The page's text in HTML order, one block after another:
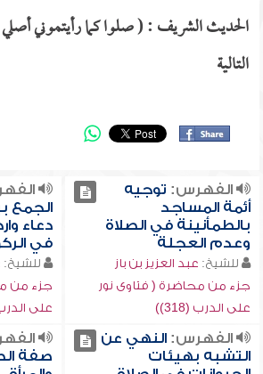
الحديث الشريف : ( صلوا كما رأيتموني
التالية
الفهرس: توجيه
أئمة المساجد
بالطمأنينة في الصلاة
وعدم العجلة
للشيخ: عبد العزيز بن باز
جزء من محاضرة ( فتاوى نور
على الدرب (318))
الجمع
دعاء
في
للشيخ:
جزء من
على الدرب
الفهرس:النهي عن
التشبه بهيئات
صفة